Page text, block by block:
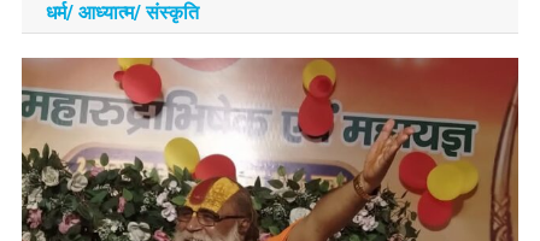
धर्म/ आध्‍यात्‍म/ संस्‍कृति